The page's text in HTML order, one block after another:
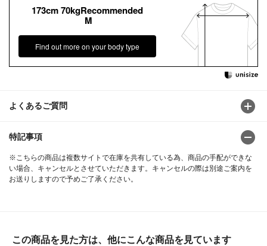
よくあるご質問
特記事項
※こちらの商品は複数サイトで在庫を共有している為、商品の手配ができな
い場合、キャンセルとさせていただきます。キャンセルの際は別途ご案内を
お送りしますので予めご了承ください。
173cm 70kgRecommended
M
Find out more on your body type
この商品を見た方は、他にこんな商品を見ています